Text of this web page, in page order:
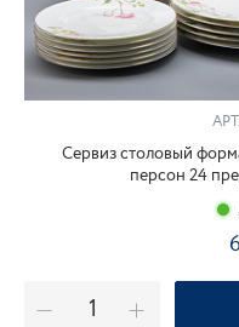
АРТ.
Сервиз столовый
персон 24